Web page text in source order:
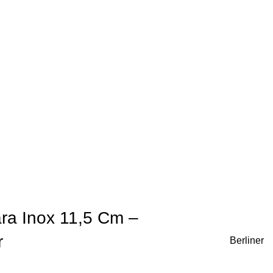
Inox 11,5 Cm –
Berliner